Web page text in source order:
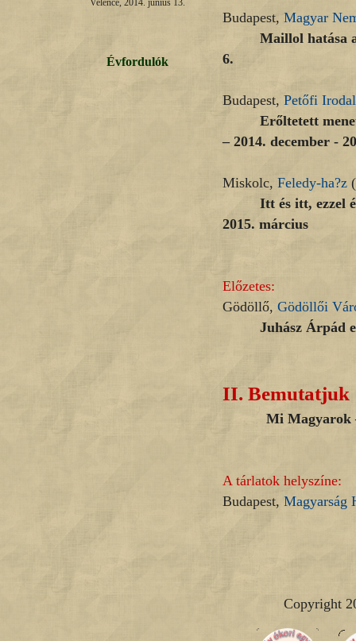
Velence, 2014. június 13.
Évfordulók
Budapest, Magyar
Maillol hatása
6.
Budapest, Petőfi
Erőltetett
– 2014. december -
Miskolc, Feledy-ha?z
Itt és itt, ezzel
2015. március
Előzetes:
Gödöllő, Gödöllői
Juhász Árpád
II. Bemutatjuk
Mi Magyarok –
A tárlatok helyszíne:
Budapest, Magyarság
Copyright